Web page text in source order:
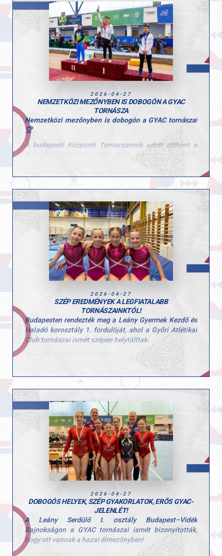
• Tomcsányi Benedek, gyűrű, 1. hely
• Tomcsányi Benedek, talaj, 2. hely
• Molnár Botond, ugrás, 3. hely
• Kiss Marcell, nyújtó, 3. hely
A hétvége jól mutatta a csapat erejét és a versenyzők
stabil formáját a hazai élmezőnyben.
mind az edzőik esetében!
2026-04-27
NEMZETKÖZI MEZŐNYBEN IS DOBOGÓN A GYAC
TORNÁSZA
Nemzetközi mezőnyben is dobogón a GYAC tornásza!
🏆
A budapesti Központi Tornacsarnok adott otthont a
Budapest Kupának, ahol több nemzet versenyzői
A rangos mezőnyben Gál Kristóf kiemelkedő
teljesítményt nyújtott az ifjúsági korosztályban.
Gyűrűn a dobogó legfelső fokára állhatott, emellett
nyújtón ezüstérmet szerzett, talajon pedig
bronzéremmel zárta a versenyt.
Kristóf szereplése jól mutatja azt a következetes
munkát és szakmai hátteret, amely a GYAC tornászait
jellemzi.
Gratulálunk Kristófnak és edzőjének az eredményekhez
és a teljesítményhez! 👏
2026-04-27
SZÉP EREDMÉNYEK A LEGFIATALABB
TORNÁSZAINKTÓL!
Budapesten rendezték meg a Leány Gyermek Kezdő és
Haladó korosztály 1. fordulóját, ahol a Győri Atlétikai
Club tornászai ismét szépen helytálltak.
6. ugrás
Hunorfi Heléna
6. egyéni összetett
2. gerenda
5. ugrás
Gyermek kezdő korosztály
Herenkovics Rozália
egyéni összetett
ugrás
talaj
Tátrai Karolina
6. egyéni összetett
2026-04-27
DOBOGÓS HELYEK, SZÉP GYAKORLATOK, ERŐS GYAC-
JELENLÉT!
A Leány Serdülő I. osztály Budapest–Vidék
Bajnokságon a GYAC tornászai ismét bizonyították,
hogy ott vannak a hazai élmezőnyben!